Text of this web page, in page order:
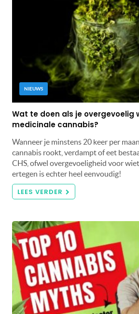
NIEUWS
Wat te doen als je overgevoelig
medicinale cannabis?
Wanneer je minstens 20 keer per
cannabis rookt, verdampt of eet
CHS, ofwel overgevoeligheid voor
ertegen is echter heel eenvoudig!
LEES VERDER